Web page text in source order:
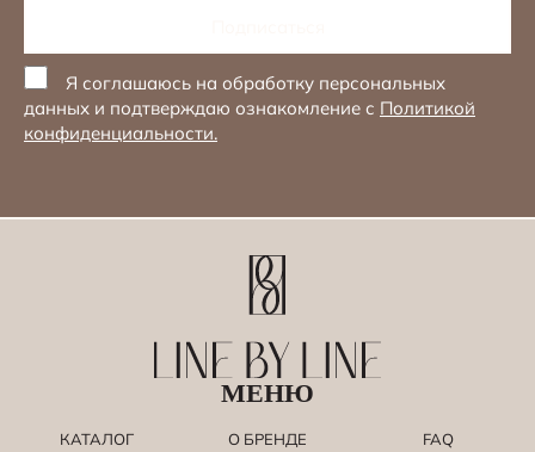
Я соглашаюсь на обработку персональных
данных и подтверждаю ознакомление с Политикой
конфиденциальности.
МЕНЮ
КАТАЛОГ О БРЕНДЕ FAQ